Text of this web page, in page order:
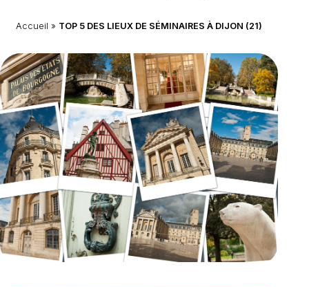
Accueil » TOP 5 DES LIEUX DE SÉMINAIRES À DIJON (21)